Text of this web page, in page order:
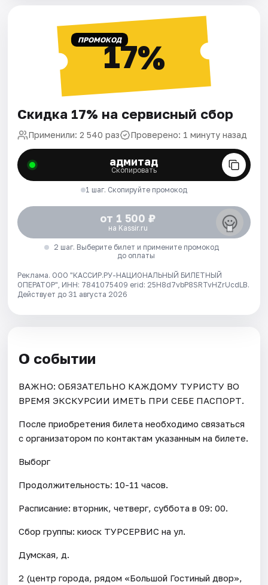
ПРОМОКОД17%
Скидка 17% на сервисный сбор
Применили: 2 540 раз Проверено: 1 минуту назад
адмитад
Скопировать
1 шаг. Скопируйте промокод
от 1 500 ₽
на Kassir.ru
2 шаг. Выберите билет и примените промокод
до оплаты
Реклама. ООО "КАССИР.РУ-НАЦИОНАЛЬНЫЙ БИЛЕТНЫЙ
ОПЕРАТОР", ИНН: 7841075409 erid: 25H8d7vbP8SRTvHZrUcdLB.
Действует до 31 августа 2026
О событии
ВАЖНО: ОБЯЗАТЕЛЬНО КАЖДОМУ ТУРИСТУ ВО
ВРЕМЯ ЭКСКУРСИИ ИМЕТЬ ПРИ СЕБЕ ПАСПОРТ.
После приобретения билета необходимо связаться
с организатором по контактам указанным на билете.
Выборг
Продолжительность: 10-11 часов.
Расписание: вторник, четверг, суббота в 09: 00.
Сбор группы: киоск ТУРСЕРВИС на ул.
Думская, д.
2 (центр города, рядом «Большой Гостиный двор»,